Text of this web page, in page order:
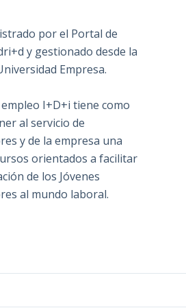
por el Portal de
y gestionado desde la
Empresa.
I+D+i tiene como
al servicio de
y de la empresa una
orientados a facilitar
de los Jóvenes
al mundo laboral.